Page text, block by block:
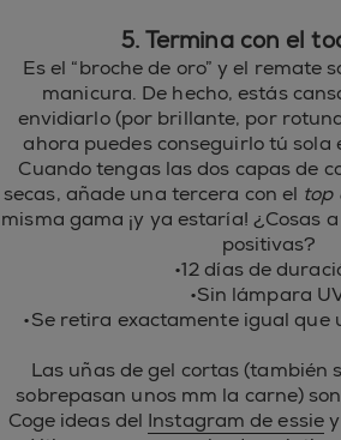
5. Termina con el
Es el “broche de oro” y el remate
manicura. De hecho, estás
envidiarlo (por brillante, por
ahora puedes conseguirlo tú sola
Cuando tengas las dos capas de
secas, añade una tercera con el top
misma gama ¡y ya estaría! ¿Cosas
positivas?
•12 días de
•Sin lámpara
•Se retira exactamente igual que
Las uñas de gel cortas (también
sobrepasan unos mm la carne)
Coge ideas del Instagram de essie